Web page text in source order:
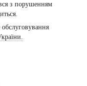
з порушенням